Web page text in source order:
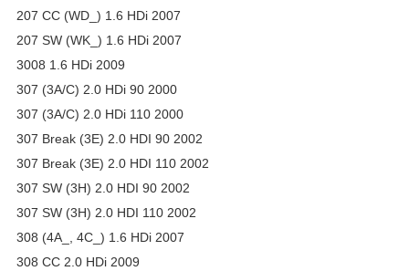
207 CC (WD_) 1.6 HDi 2007
207 SW (WK_) 1.6 HDi 2007
3008 1.6 HDi 2009
307 (3A/C) 2.0 HDi 90 2000
307 (3A/C) 2.0 HDi 110 2000
307 Break (3E) 2.0 HDI 90 2002
307 Break (3E) 2.0 HDI 110 2002
307 SW (3H) 2.0 HDI 90 2002
307 SW (3H) 2.0 HDI 110 2002
308 (4A_, 4C_) 1.6 HDi 2007
308 CC 2.0 HDi 2009